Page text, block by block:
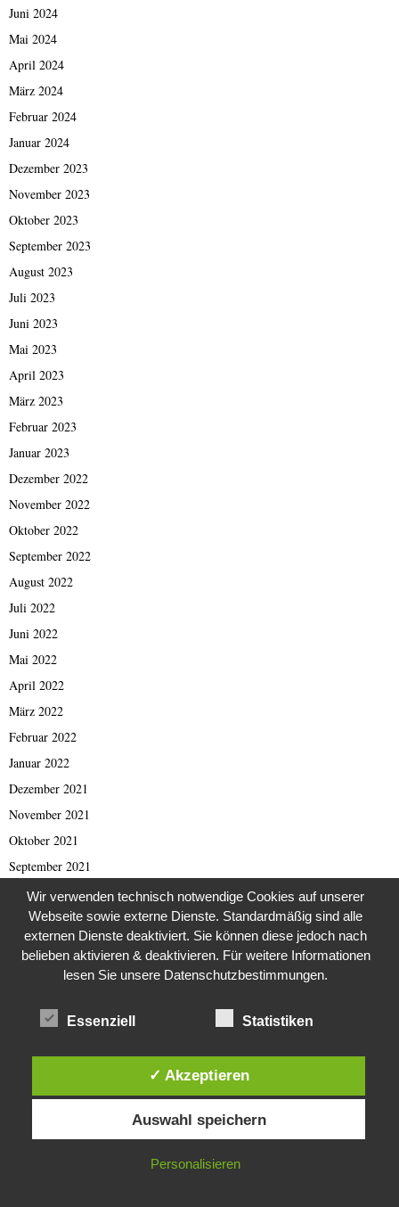
Juni 2024
Mai 2024
April 2024
März 2024
Februar 2024
Januar 2024
Dezember 2023
November 2023
Oktober 2023
September 2023
August 2023
Juli 2023
Juni 2023
Mai 2023
April 2023
März 2023
Februar 2023
Januar 2023
Dezember 2022
November 2022
Oktober 2022
September 2022
August 2022
Juli 2022
Juni 2022
Mai 2022
April 2022
März 2022
Februar 2022
Januar 2022
Dezember 2021
November 2021
Oktober 2021
September 2021
August 2021
Juli 2021
Juni 2021
März 2021
Dezember 2020
Diese Website verwendet Cookies. Durch die weitere Nutzung dieser
Website stimmst du der Verwendung von Cookies zu.
IN ORDNUNG
Wir verwenden technisch notwendige Cookies auf unserer
Webseite sowie externe Dienste. Standardmäßig sind alle
externen Dienste deaktiviert. Sie können diese jedoch nach
belieben aktivieren & deaktivieren. Für weitere Informationen
lesen Sie unsere Datenschutzbestimmungen.
Essenziell Statistiken
✓ Akzeptieren
Auswahl speichern
Personalisieren